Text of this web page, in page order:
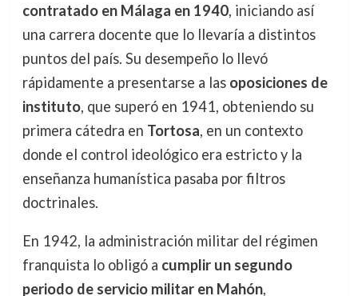
contratado en Málaga en 1940, iniciando así
una carrera docente que lo llevaría a distintos
puntos del país. Su desempeño lo llevó
rápidamente a presentarse a las oposiciones de
instituto, que superó en 1941, obteniendo su
primera cátedra en Tortosa, en un contexto
donde el control ideológico era estricto y la
enseñanza humanística pasaba por filtros
doctrinales.
En 1942, la administración militar del régimen
franquista lo obligó a cumplir un segundo
periodo de servicio militar en Mahón,